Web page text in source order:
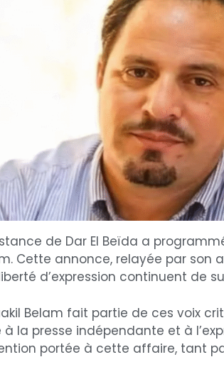
de Dar El Beïda a
Cette annonce, relayée par
d’expression continuent de
Belam fait partie de ces voix
la presse indépendante et à
portée à cette affaire, tant